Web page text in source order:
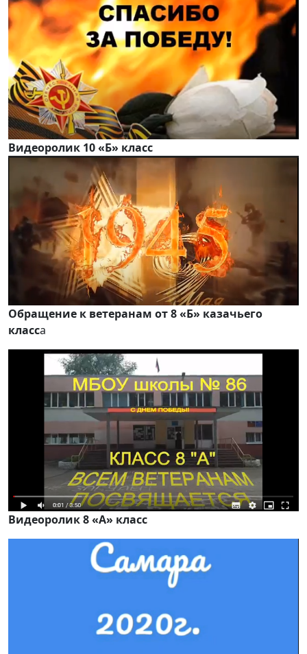
Видеоролик 10 «Б» класс
Обращение к ветеранам от 8 «Б» казачьего
класса
Видеоролик 8 «А» класс